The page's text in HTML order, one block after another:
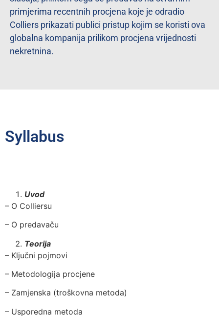
primjerima recentnih procjena koje je odradio
Colliers prikazati publici pristup kojim se koristi ova
globalna kompanija prilikom procjena vrijednosti
nekretnina.
Syllabus
Uvod
– O Colliersu
– O predavaču
Teorija
– Ključni pojmovi
– Metodologija procjene
– Zamjenska (troškovna metoda)
– Usporedna metoda